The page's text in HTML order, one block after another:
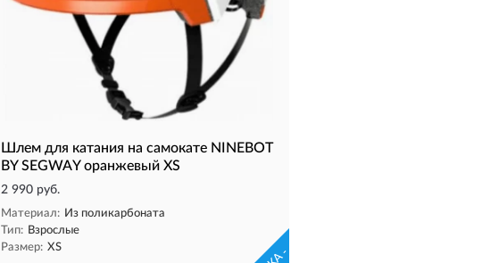
Шлем для катания на самокате NINEBOT
BY SEGWAY оранжевый XS
2 990 руб.
Материал: Из поликарбоната
Тип: Взрослые
Размер: XS